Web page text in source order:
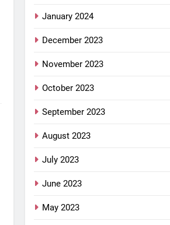
January 2024
December 2023
November 2023
October 2023
September 2023
August 2023
July 2023
June 2023
May 2023